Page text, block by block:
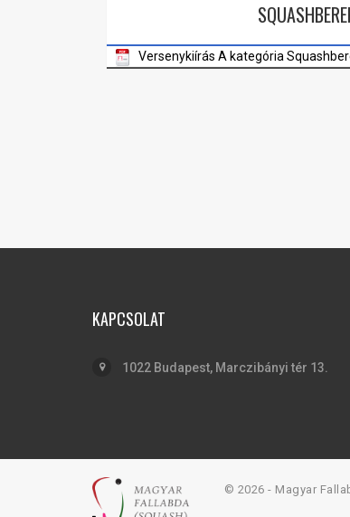
Versenykiírás A kategória
KAPCSOLAT
1022 Budapest, Marczibányi tér 13.
© 2026 - Magyar